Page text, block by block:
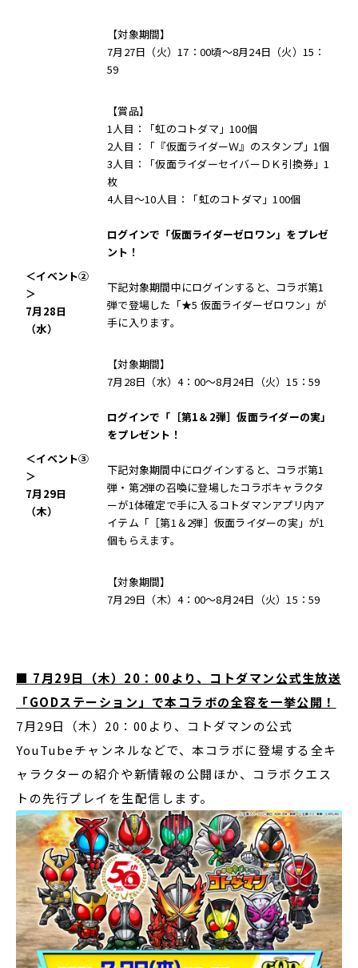
【対象期間】
7月27日（火）17：00頃～8月24日（火）15：
59
【賞品】
1人目：「虹のコトダマ」100個
2人目：「『仮面ライダーＷ』のスタンプ」1個
3人目：「仮面ライダーセイバーＤＫ引換券」1
枚
4人目～10人目：「虹のコトダマ」100個
＜イベント②
＞
7月 28日
（水）
ログインで「仮面ライダーゼロワン」をプレゼ
ント！
下記対象期間中にログインすると、コラボ第1
弾で登場した「★5 仮面ライダーゼロワン」が
手に入ります。
【対象期間】
7月28日（水）4：00～8月24日（火）15：59
＜イベント③
＞
7月 29日
（木）
ログインで「［第1＆ 2弾］仮面ライダーの実」
をプレゼント！
下記対象期間中にログインすると、コラボ第1
弾・第2弾の召喚に登場したコラボキャラクタ
ーが1体確定で手に入るコトダマンアプリ内ア
イテム「［第1＆2弾］仮面ライダーの実」が1
個もらえます。
【対象期間】
7月29日（木）4：00～8月24日（火）15：59
■ 7月29日（木） 20 ： 00より、コトダマン公式生放送
「GODステーション」で本コラボの全容を一挙公開！
7月29日（木）20：00より、コトダマンの公式
YouTubeチャンネルなどで、本コラボに登場する全キ
ャラクターの紹介や新情報の公開ほか、コラボクエス
トの先行プレイを生配信します。